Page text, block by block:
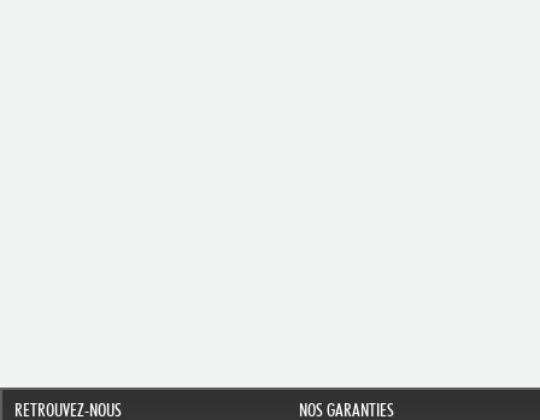
RETROUVEZ-NOUS NOS GARANTIES